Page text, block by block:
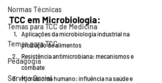
Normas Técnicas
Temas para TCC de Medicina
Temas para TCC
Pedagogia
Serviço Social
TCC em Microbiologia:
Aplicações da microbiologia industrial na
produção de alimentos
Resistência antimicrobiana: mecanismos e
combate
Microbioma humano: influência na saúde e